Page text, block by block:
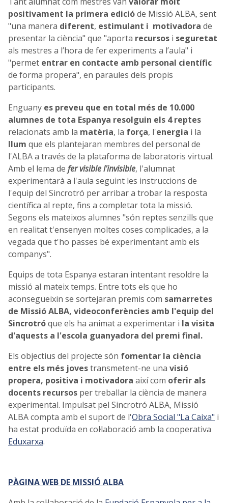
positivament la primera edicióde Missió ALBA, sent
"una manera diferent, estimulant i motivadora de
presentar la ciència" que "aporta recursos i seguretat
als mestres a l’hora de fer experiments a l’aula" i
"permet entrar en contacte amb personal científic
de forma propera", en paraules dels propis
participants.
Enguany es preveu que en total més de 10.000
alumnes de tota Espanya resolguin els 4 reptes
relacionats amb la matèria, la força, l'energia i la
llum que els plantejaran membres del personal de
l'ALBA a través de la plataforma de laboratoris virtual.
Amb el lema de fer visible l'invisible, l'alumnat
experimentarà a l'aula seguint les instruccions de
l'equip del Sincrotró per arribar a trobar la resposta
científica al repte, fins a completar tota la missió.
Segons els mateixos alumnes "són reptes senzills que
en realitat t'ensenyen moltes coses complicades, a la
vegada que t'ho passes bé experimentant amb els
companys".
Equips de tota Espanya estaran intentant resoldre la
missió al mateix temps. Entre tots els que ho
aconsegueixin se sortejaran premis com samarretes
de Missió ALBA, videoconferències amb l'equip del
Sincrotróque els ha animat a experimentar i la visita
d'aquests a l'escola guanyadora del premi final.
Els objectius del projecte són fomentar la ciència
entre els més jovestransmetent-ne una visió
propera, positiva i motivadora així com oferir als
docents recursos per treballar la ciència de manera
experimental. Impulsat pel Sincrotró ALBA, Missió
ALBA compta amb el suport de l'Obra Social "La Caixa" i
ha estat produïda en col·laboració amb la cooperativa
Eduxarxa.
PÀGINA WEB DE MISSIÓ ALBA